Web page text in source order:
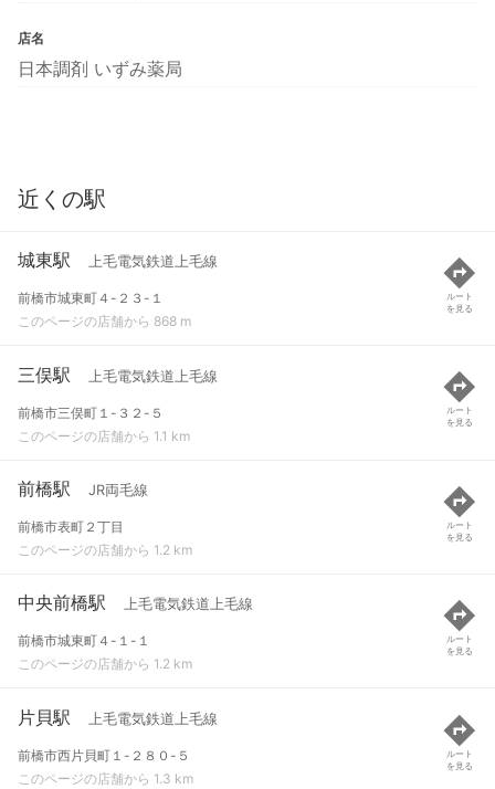
店名
日本調剤 いずみ薬局
近くの駅
城東駅 上毛電気鉄道上毛線
前橋市城東町４-２３-１
このページの店舗から 868 m
ルート
を見る
三俣駅 上毛電気鉄道上毛線
前橋市三俣町１-３２-５
このページの店舗から 1.1 km
ルート
を見る
前橋駅 JR両毛線
前橋市表町２丁目
このページの店舗から 1.2 km
ルート
を見る
中央前橋駅 上毛電気鉄道上毛線
前橋市城東町４-１-１
このページの店舗から 1.2 km
ルート
を見る
片貝駅 上毛電気鉄道上毛線
前橋市西片貝町１-２８０-５
このページの店舗から 1.3 km
ルート
を見る